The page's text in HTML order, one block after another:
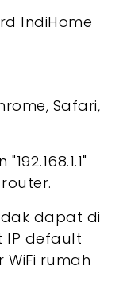
IndiHome
Safari,
dapat di
IP default
rumah